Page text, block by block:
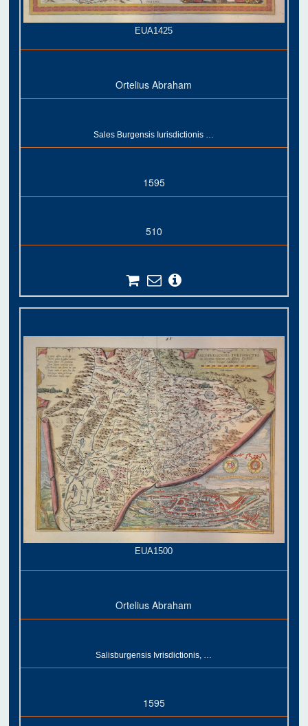
EUA1425
Ortelius Abraham
Sales Burgensis Iurisdictionis …
1595
510
EUA1500
Ortelius Abraham
Salisburgensis Ivrisdictionis, …
1595